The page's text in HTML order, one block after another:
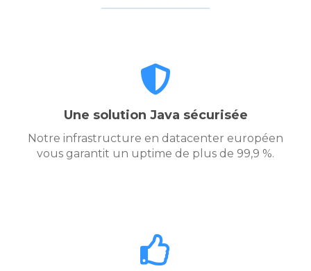
Une solution Java sécurisée
Notre infrastructure en datacenter européen
vous garantit un uptime de plus de 99,9 %.